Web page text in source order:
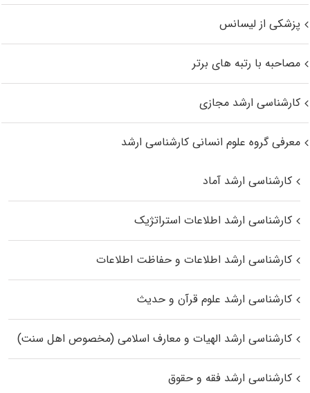
پزشکی از لیسانس
مصاحبه با رتبه های برتر
کارشناسی ارشد مجازی
معرفی گروه علوم انسانی کارشناسی ارشد
کارشناسی ارشد آماد
کارشناسی ارشد اطلاعات استراتژیک
کارشناسی ارشد اطلاعات و حفاظت اطلاعات
کارشناسی ارشد علوم قرآن و حدیث
کارشناسی ارشد الهیات و معارف اسلامی (مخصوص اهل سنت)
کارشناسی ارشد فقه و حقوق